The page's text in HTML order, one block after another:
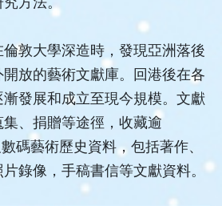
敦大學深造時，發現亞洲落後
放的藝術文獻庫。回港後在各
發展和成立至現今規模。文獻
、捐贈等途徑，收藏逾
碼藝術歷史資料，包括著作、
錄像，手稿書信等文獻資料。